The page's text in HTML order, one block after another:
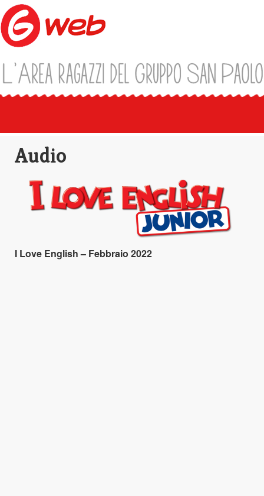
Audio
I Love English – Febbraio 2022